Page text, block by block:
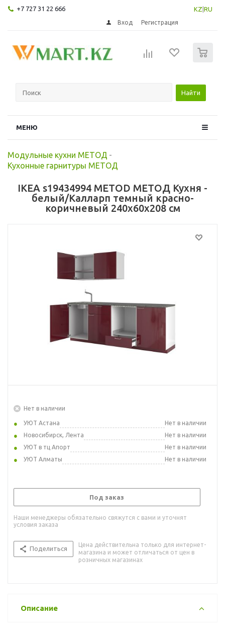
+7 727 31 22 666 KZ RU
Вход Регистрация
Найти
МЕНЮ
Модульные кухни МЕТОД -
Кухонные гарнитуры МЕТОД
IKEA s19434994 METOD МЕТОД Кухня -
белый/Калларп темный красно-
коричневый 240x60x208 см
Нет в наличии
УЮТ Астана
Нет в наличии
Новосибирск, Лента
Нет в наличии
УЮТ в тц Апорт
Нет в наличии
УЮТ Алматы
Нет в наличии
Под заказ
Наши менеджеры обязательно свяжутся с вами и уточнят
условия заказа
Поделиться
Цена действительна только для интернет-
магазина и может отличаться от цен в
розничных магазинах
Описание